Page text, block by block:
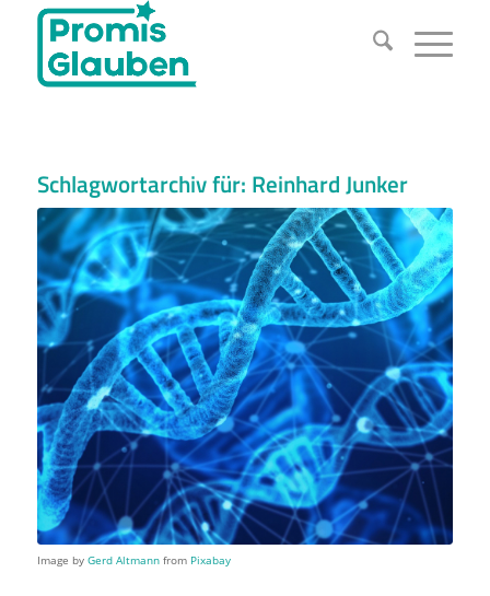
Schlagwortarchiv für: Reinhard Junker
Image by Gerd Altmannfrom Pixabay